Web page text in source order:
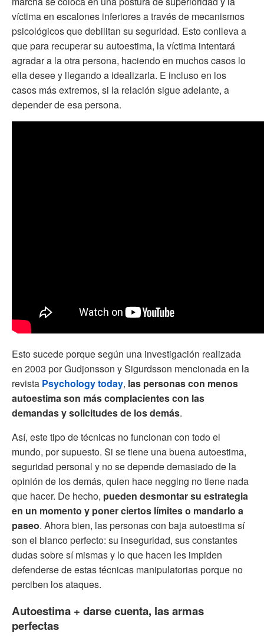
víctima en escalones inferiores a través de mecanismos
psicológicos que debilitan su seguridad. Esto conlleva a
que para recuperar su autoestima, la víctima intentará
agradar a la otra persona, haciendo en muchos casos lo
ella desee y llegando a idealizarla. E incluso en los
casos más extremos, si la relación sigue adelante, a
depender de esa persona.
Esto sucede porque según una investigación realizada
en 2003 por Gudjonsson y Sigurdsson mencionada en la
revista Psychology today, las personas con menos
autoestima son más complacientes con las
demandas y solicitudes de los demás.
Así, este tipo de técnicas no funcionan con todo el
mundo, por supuesto. Si se tiene una buena autoestima,
seguridad personal y no se depende demasiado de la
opinión de los demás, quien hace negging no tiene nada
que hacer. De hecho, pueden desmontar su estrategia
en un momento y poner ciertos límites o mandarlo a
paseo. Ahora bien, las personas con baja autoestima sí
son el blanco perfecto: su inseguridad, sus constantes
dudas sobre sí mismas y lo que hacen les impiden
defenderse de estas técnicas manipulatorias porque no
perciben los ataques.
Autoestima + darse cuenta, las armas
perfectas